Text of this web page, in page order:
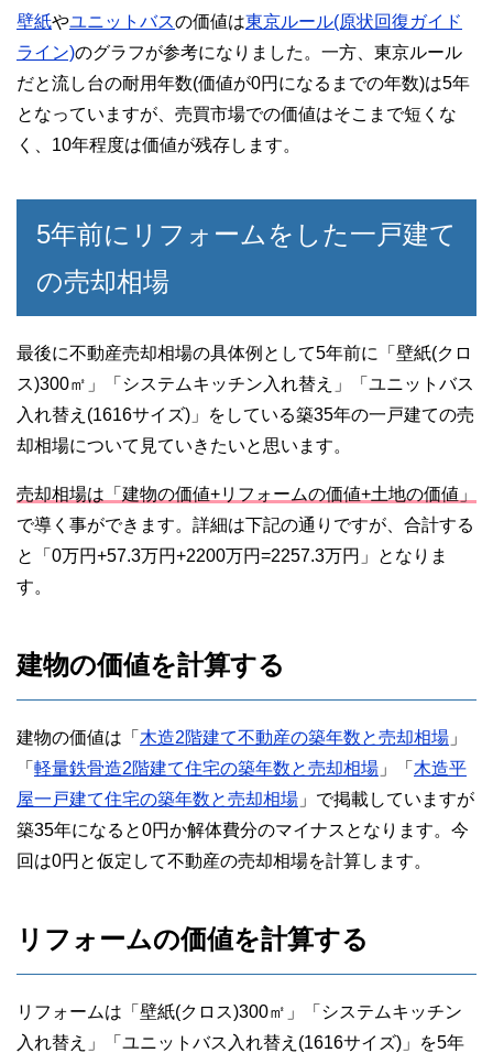
壁紙やユニットバスの価値は東京ルール(原状回復ガイド
ライン)のグラフが参考になりました。一方、東京ルール
だと流し台の耐用年数(価値が0円になるまでの年数)は5年
となっていますが、売買市場での価値はそこまで短くな
く、10年程度は価値が残存します。
5年前にリフォームをした一戸建て
の売却相場
最後に不動産売却相場の具体例として5年前に「壁紙(クロ
ス)300㎡」「システムキッチン入れ替え」「ユニットバス
入れ替え(1616サイズ)」をしている築35年の一戸建ての売
却相場について見ていきたいと思います。
売却相場は「建物の価値+リフォームの価値+土地の価値」
で導く事ができます。詳細は下記の通りですが、合計する
と「0万円+57.3万円+2200万円=2257.3万円」となりま
す。
建物の価値を計算する
建物の価値は「 木造2階建て不動産の築年数と売却相場 」
「 軽量鉄骨造2階建て住宅の築年数と売却相場 」「 木造平
屋一戸建て住宅の築年数と売却相場 」で掲載していますが
築35年になると0円か解体費分のマイナスとなります。今
回は0円と仮定して不動産の売却相場を計算します。
リフォームの価値を計算する
リフォームは「壁紙(クロス)300㎡」「システムキッチン
入れ替え」「ユニットバス入れ替え(1616サイズ)」を5年